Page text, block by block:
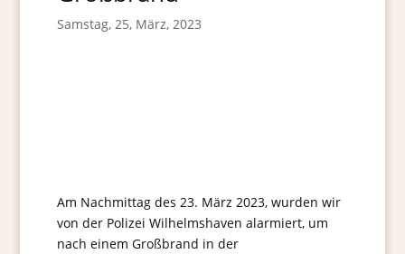
Samstag, 25, März, 2023
Am Nachmittag des 23. März 2023, wurden wir
von der Polizei Wilhelmshaven alarmiert, um
nach einem Großbrand in der